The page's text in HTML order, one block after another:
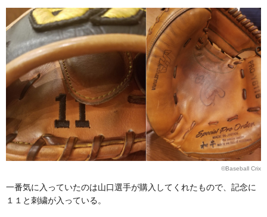
©Baseball Crix
一番気に入っていたのは山口選手が購入してくれたもので、記念に
１１と刺繍が入っている。